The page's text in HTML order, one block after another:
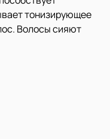
тонизирующее
Волосы сияют